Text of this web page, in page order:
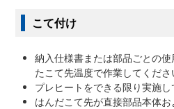
こて付け
納入仕様書または部品ごとの
たこて先温度で作業してくださ
プレヒートをできる限り実施し
はんだこて先が直接部品本体